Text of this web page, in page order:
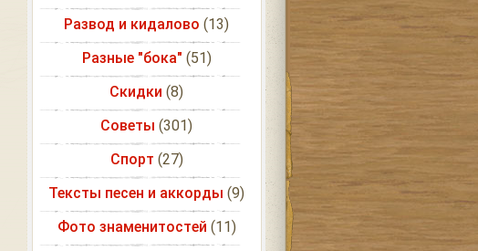
Развод и кидалово (13)
Разные "бока" (51)
Скидки (8)
Советы (301)
Спорт (27)
Тексты песен и аккорды (9)
Фото знаменитостей (11)